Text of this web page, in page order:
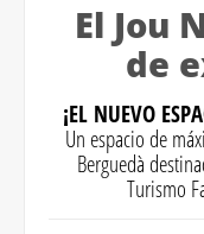
El Jou
de
¡EL NUEVO
Un espacio de
Berguedà
Turismo